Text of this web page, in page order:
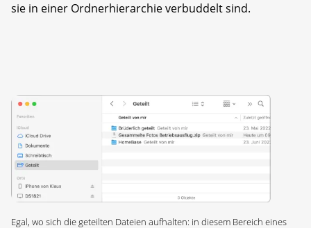
sie in einer Ordnerhierarchie verbuddelt sind.
Egal, wo sich die geteilten Dateien aufhalten: in diesem Bereich eines